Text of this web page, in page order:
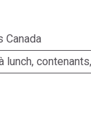
Canada
lunch,